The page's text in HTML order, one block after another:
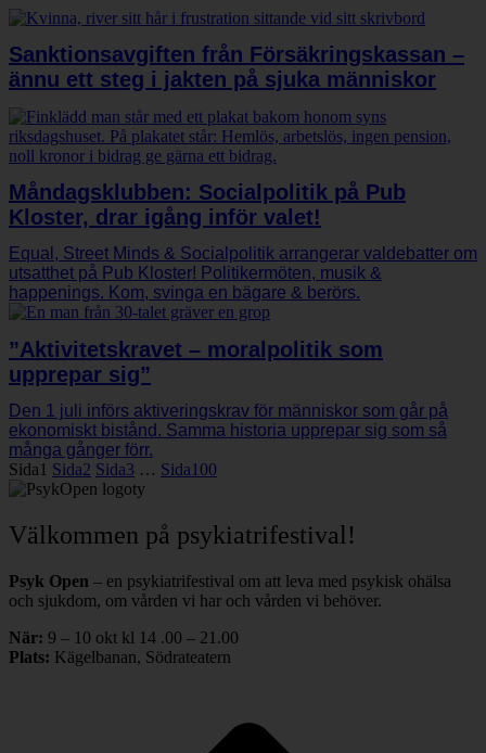
Sanktionsavgiften från Försäkringskassan –
ännu ett steg i jakten på sjuka människor
Måndagsklubben: Socialpolitik på Pub
Kloster, drar igång inför valet!
Equal, Street Minds & Socialpolitik arrangerar valdebatter om
utsatthet på Pub Kloster! Politikermöten, musik &
happenings. Kom, svinga en bägare & berörs.
”Aktivitetskravet – moralpolitik som
upprepar sig”
Den 1 juli införs aktiveringskrav för människor som går på
ekonomiskt bistånd. Samma historia upprepar sig som så
många gånger förr.
Sida1 Sida2 Sida3 … Sida100
Välkommen på psykiatrifestival!
Psyk Open – en psykiatrifestival om att leva med psykisk ohälsa
och sjukdom, om vården vi har och vården vi behöver.
När: 9 – 10 okt kl 14 .00 – 21.00
Plats: Kägelbanan, Södrateatern